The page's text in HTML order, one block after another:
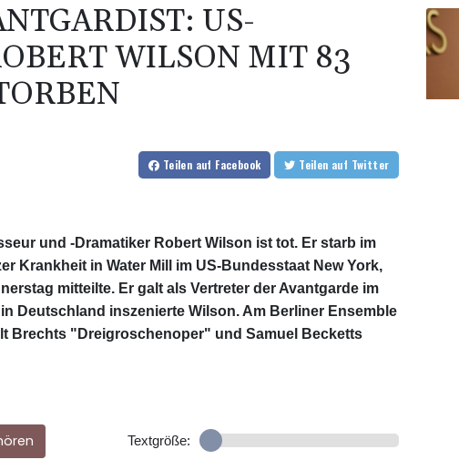
US-
WILSON MIT 83
Teilen auf Facebook Teilen auf Twitter
und -Dramatiker Robert Wilson ist tot. Er starb im
Krankheit in Water Mill im US-Bundesstaat New York,
mitteilte. Er galt als Vertreter der Avantgarde im
Deutschland inszenierte Wilson. Am Berliner Ensemble
Brechts "Dreigroschenoper" und Samuel Becketts
Textgröße: